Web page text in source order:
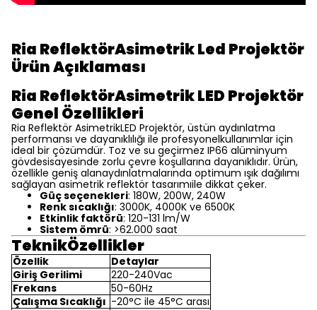
Ria ReflektörAsimetrik Led Projektör
Ürün Açıklaması
Ria ReflektörAsimetrik LED Projektör
Genel Özellikleri
Ria Reflektör AsimetrikLED Projektör, üstün aydınlatma
performansı ve dayanıklılığı ile profesyonelkullanımlar için
ideal bir çözümdür. Toz ve su geçirmez IP66 alüminyum
gövdesisayesinde zorlu çevre koşullarına dayanıklıdır. Ürün,
özellikle geniş alanaydınlatmalarında optimum ışık dağılımı
sağlayan asimetrik reflektör tasarımıile dikkat çeker.
Güç seçenekleri: 180W, 200W, 240W
Renk sıcaklığı: 3000K, 4000K ve 6500K
Etkinlik faktörü: 120-131 lm/W
Sistem ömrü: >62.000 saat
TeknikÖzellikler
Özellik
Detaylar
Giriş Gerilimi
220-240Vac
Frekans
50-60Hz
Çalışma Sıcaklığı -20°C ile 45°C arası